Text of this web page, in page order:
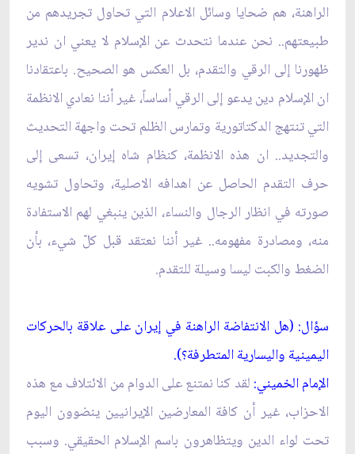
الراهنة، هم ضحايا وسائل الاعلام التي تحاول تجريدهم من
طبيعتهم.. نحن عندما نتحدث عن الإسلام لا يعني ان ندير
ظهورنا إلى الرقي والتقدم، بل العكس هو الصحيح. باعتقادنا
ان الإسلام دين يدعو إلى الرقي أساساً، غير أننا نعادي الانظمة
التي تنتهج الدكتاتورية وتمارس الظلم تحت واجهة التحديث
والتجديد.. ان هذه الانظمة، كنظام شاه إيران، تسعى إلى
حرف التقدم الحاصل عن اهدافه الاصلية، وتحاول تشويه
صورته في انظار الرجال والنساء، الذين ينبغي لهم الاستفادة
منه، ومصادرة مفهومه.. غير أننا نعتقد قبل كلّ شي‏ء، بأن
الضغط والكبت ليسا وسيلة للتقدم.
سؤال: (هل الانتفاضة الراهنة في إيران على علاقة بالحركات
اليمينية واليسارية المتطرفة؟).
الإمام الخميني: لقد كنا نمتنع على الدوام من الائتلاف مع هذه
الاحزاب، غير أن كافة المعارضين الإيرانيين ينضوون اليوم
تحت لواء الدين ويتظاهرون باسم الإسلام الحقيقي. وسبب